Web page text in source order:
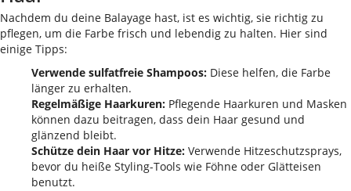
Nachdem du deine Balayage hast, ist es wichtig, sie richtig zu
pflegen, um die Farbe frisch und lebendig zu halten. Hier sind
einige Tipps:
Verwende sulfatfreie Shampoos: Diese helfen, die Farbe
länger zu erhalten.
Regelmäßige Haarkuren: Pflegende Haarkuren und Masken
können dazu beitragen, dass dein Haar gesund und
glänzend bleibt.
Schütze dein Haar vor Hitze: Verwende Hitzeschutzsprays,
bevor du heiße Styling-Tools wie Föhne oder Glätteisen
benutzt.